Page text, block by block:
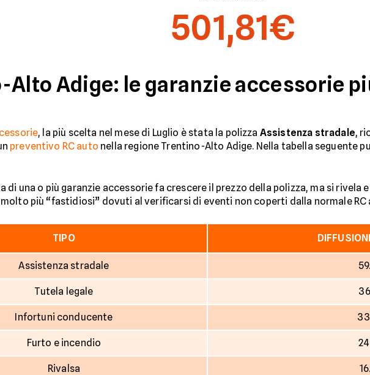
501,81€
Alto Adige: le garanzie accessorie
, la più scelta nel mese di Luglio è stata la polizza Assistenza stradale,
preventivo RC auto nella regione Trentino-Alto Adige. Nella tabella seguente
di una o più garanzie accessorie fa crescere il prezzo della polizza, ma si
più “fastidiosi” dovuti al verificarsi di eventi non coperti dalla normale RC
TIPO
Assistenza stradale
Tutela legale
Infortuni conducente
Furto e incendio
Rivalsa